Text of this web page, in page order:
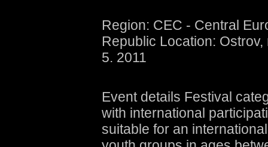
Region: CEC - Central
Republic Location:
5. 2011
Event details Festival
with international
suitable for an